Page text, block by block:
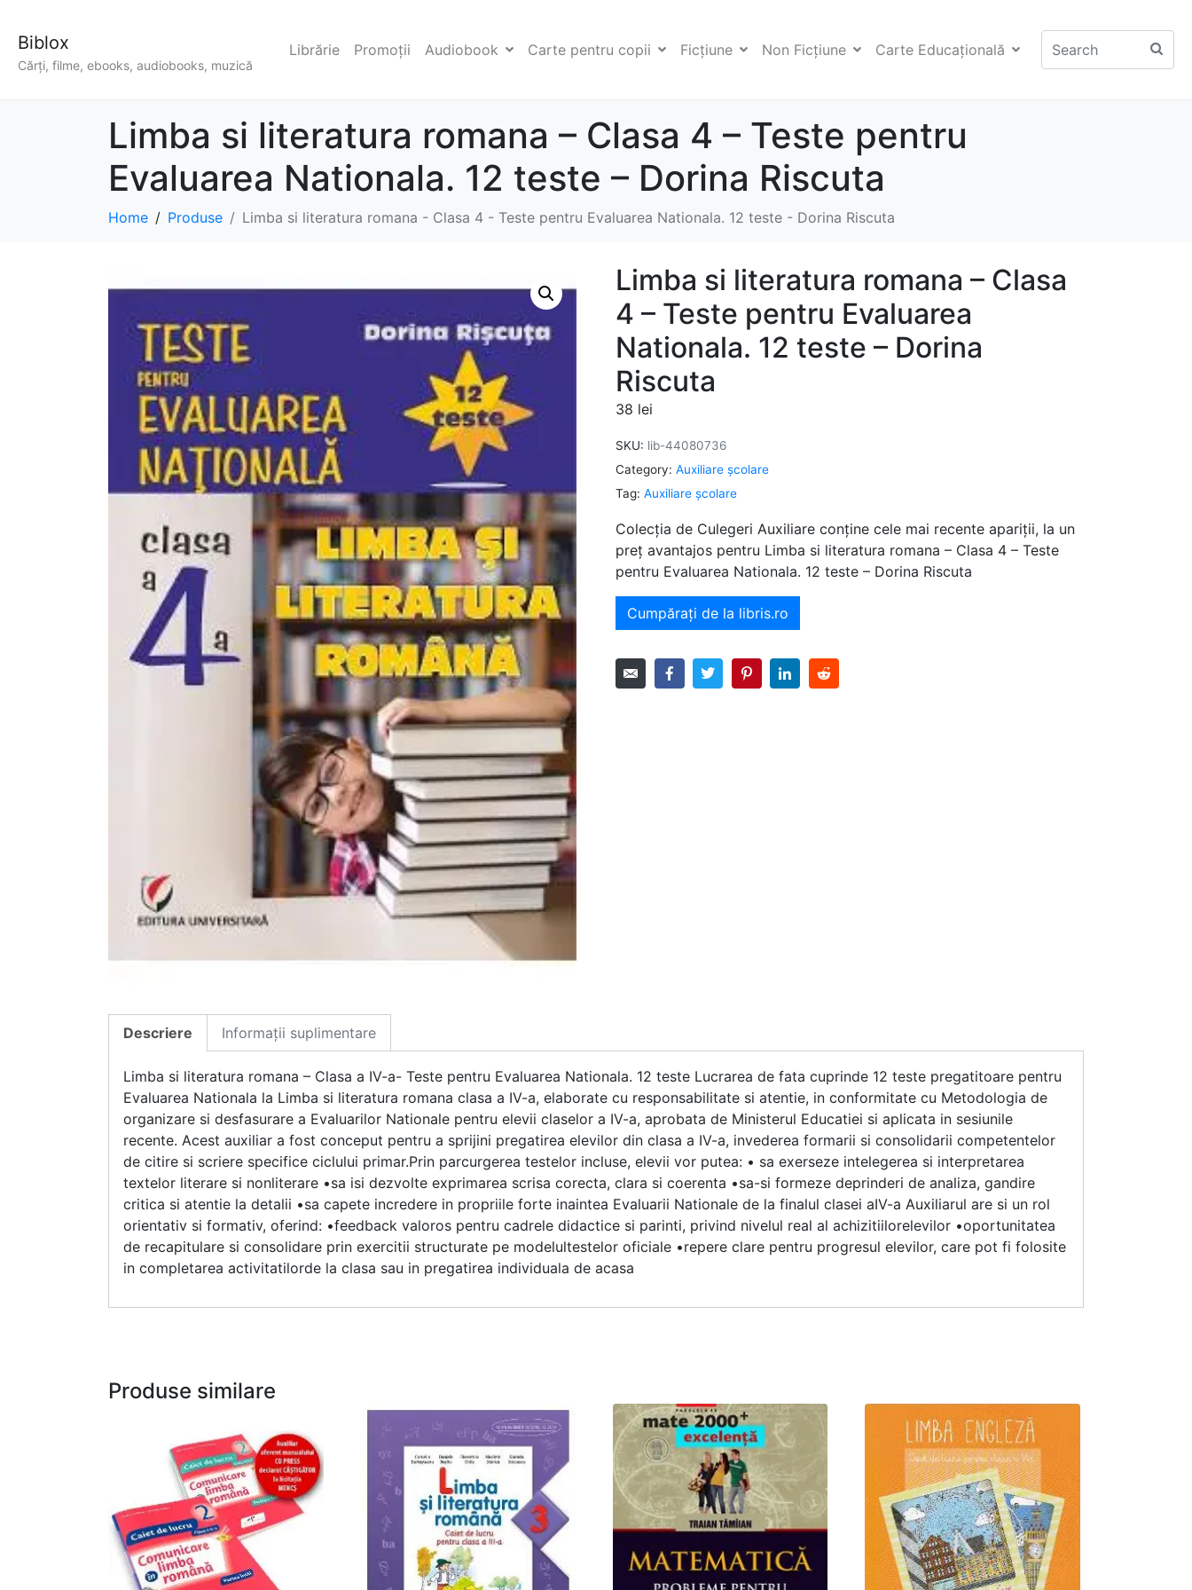
Biblox
Cărți, filme, ebooks, audiobooks, muzică
Librărie Promoții Audiobook Carte pentru copii Ficţiune Non Ficţiune Carte Educaţională
Limba si literatura romana – Clasa 4 – Teste pentru
Evaluarea Nationala. 12 teste – Dorina Riscuta
Home Produse Limba si literatura romana - Clasa 4 - Teste pentru Evaluarea Nationala. 12 teste - Dorina Riscuta
Limba si literatura romana – Clasa
4 – Teste pentru Evaluarea
Nationala. 12 teste – Dorina
Riscuta
38 lei
SKU: lib-44080736
Category: Auxiliare şcolare
Tag: Auxiliare şcolare
Colecția de Culegeri Auxiliare conține cele mai recente apariții, la un
preț avantajos pentru Limba si literatura romana – Clasa 4 – Teste
pentru Evaluarea Nationala. 12 teste – Dorina Riscuta
Cumpărați de la libris.ro
Descriere Informații suplimentare
Limba si literatura romana – Clasa a IV-a- Teste pentru Evaluarea Nationala. 12 teste Lucrarea de fata cuprinde 12 teste pregatitoare pentru
Evaluarea Nationala la Limba si literatura romana clasa a IV-a, elaborate cu responsabilitate si atentie, in conformitate cu Metodologia de
organizare si desfasurare a Evaluarilor Nationale pentru elevii claselor a IV-a, aprobata de Ministerul Educatiei si aplicata in sesiunile
recente. Acest auxiliar a fost conceput pentru a sprijini pregatirea elevilor din clasa a IV-a, invederea formarii si consolidarii competentelor
de citire si scriere specifice ciclului primar.Prin parcurgerea testelor incluse, elevii vor putea: • sa exerseze intelegerea si interpretarea
textelor literare si nonliterare •sa isi dezvolte exprimarea scrisa corecta, clara si coerenta •sa-si formeze deprinderi de analiza, gandire
critica si atentie la detalii •sa capete incredere in propriile forte inaintea Evaluarii Nationale de la finalul clasei aIV-a Auxiliarul are si un rol
orientativ si formativ, oferind: •feedback valoros pentru cadrele didactice si parinti, privind nivelul real al achizitiilorelevilor •oportunitatea
de recapitulare si consolidare prin exercitii structurate pe modelultestelor oficiale •repere clare pentru progresul elevilor, care pot fi folosite
in completarea activitatilorde la clasa sau in pregatirea individuala de acasa
Produse similare